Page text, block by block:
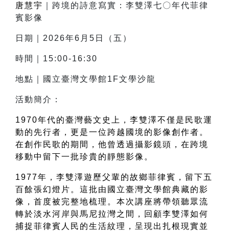
唐慧宇
｜跨境的詩意寫實：李雙澤七〇年代菲律
賓影像
日期｜2026年6月5日（五）
時間｜15:00-16:30
地點｜國立臺灣文學館1F文學沙龍
活動簡介：
1970年代的臺灣藝文史上，李雙澤不僅是民歌運
動的先行者，更是一位跨越國境的影像創作者。
在創作民歌的期間，他曾透過攝影鏡頭，在跨境
移動中留下一批珍貴的靜態影像。
1977年，李雙澤遊歷父輩的故鄉菲律賓，留下五
百餘張幻燈片。這批由國立臺灣文學館典藏的影
像，首度被完整地梳理。本次講座將帶領聽眾流
轉於淡水河岸與馬尼拉灣之間，回顧李雙澤如何
捕捉菲律賓人民的生活紋理，呈現出扎根現實並